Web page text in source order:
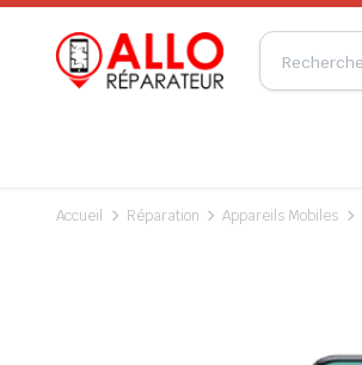
Accueil Réparation Appareils Mobiles